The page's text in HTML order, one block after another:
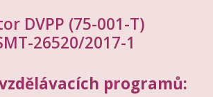
DVPP (75-001-T)
26520/2017-1
programů: